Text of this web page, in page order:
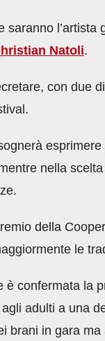
saranno l’artista
Natoli.
con due
nella
della
le
è confermata la
adulti a una
brani in gara